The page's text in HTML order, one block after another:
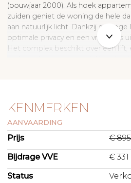
(bouwjaar 2000). Als hoek
zuiden geniet de woning de hele
aan natuurlijk licht. Dankzij de hoge
optimale privacy en een vrij, weids
Het complex beschikt over een lift,
tevens bovenste verdieping van
binnen in een ruime hal met
toegang tot alle vertrekken.
De royale, lichte woonkamer vormt
en beschikt over prachtige grote
zuiden. Hierdoor geniet het
uitzonderlijk prettige lichtinval en
KENMERKEN
AANVAARDING
Prijs €
Bijdrage VVE € 331
Status